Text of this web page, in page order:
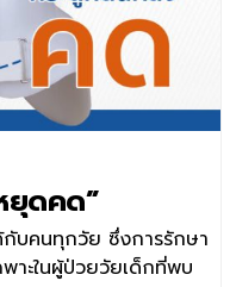
ยุดคด”
กับคนทุกวัย ซึ่งการรักษา
าะในผู้ป่วยวัยเด็กที่พบ